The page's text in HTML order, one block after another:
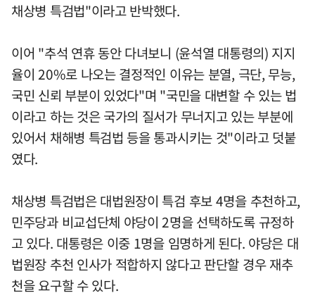
채상병 특검법"이라고 반박했다.
이어 "추석 연휴 동안 다녀보니 (윤석열 대통령의) 지지
율이 20%로 나오는 결정적인 이유는 분열, 극단, 무능,
국민 신뢰 부분이 있었다"며 "국민을 대변할 수 있는 법
이라고 하는 것은 국가의 질서가 무너지고 있는 부분에
있어서 채해병 특검법 등을 통과시키는 것"이라고 덧붙
였다.
채상병 특검법은 대법원장이 특검 후보 4명을 추천하고,
민주당과 비교섭단체 야당이 2명을 선택하도록 규정하
고 있다. 대통령은 이중 1명을 임명하게 된다. 야당은 대
법원장 추천 인사가 적합하지 않다고 판단할 경우 재추
천을 요구할 수 있다.